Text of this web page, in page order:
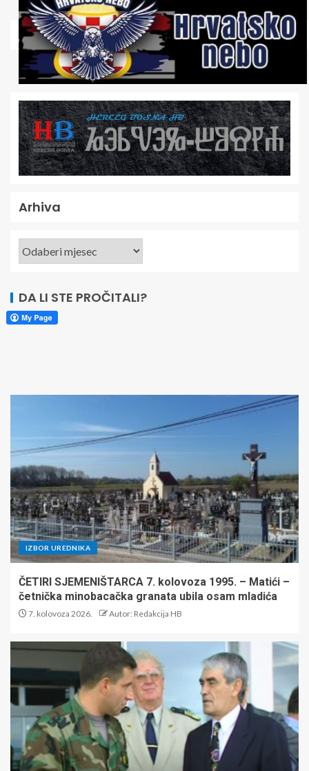
Arhiva
DA LI STE PROČITALI?
IZBOR UREDNIKA
ČETIRI SJEMENIŠTARCA 7. kolovoza 1995. – Matići –
četnička minobacačka granata ubila osam mladića
7. kolovoza 2026. Autor: Redakcija HB